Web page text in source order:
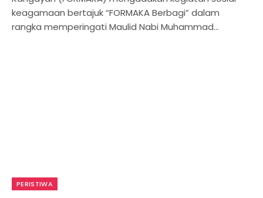
keagamaan bertajuk “FORMAKA Berbagi” dalam
rangka memperingati Maulid Nabi Muhammad…
PERISTIWA